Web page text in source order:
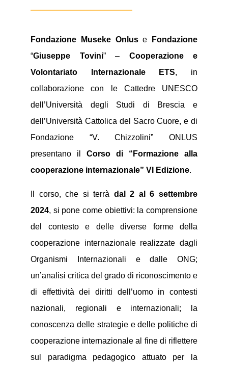
Fondazione MusekeOnluse
Fondazione
“Giuseppe Tovini” – Cooperazione e
Volontariato Internazionale ETS, in
collaborazione con le Cattedre UNESCO
dell’Università degli Studi di Brescia e
dell’Università Cattolica del Sacro Cuore, e di
Fondazione “V. Chizzolini” ONLUS
presentano il Corso di “Formazione alla
cooperazione internazionale” VI Edizione.
Il corso, che si terrà dal 2 al 6 settembre
2024, si pone come obiettivi: la comprensione
del contesto e delle diverse forme della
cooperazione internazionale realizzate dagli
Organismi Internazionali e dalle ONG;
un’analisi critica del grado di riconoscimento e
di effettività dei diritti dell’uomo in contesti
nazionali, regionali e internazionali; la
conoscenza delle strategie e delle politiche di
cooperazione internazionale al fine di riflettere
sul paradigma pedagogico attuato per la